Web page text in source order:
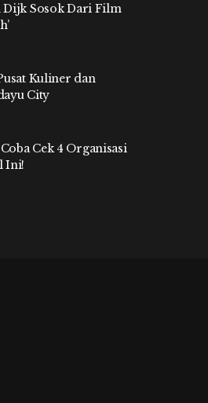
Dijk Sosok Dari Film
Kuliner dan
City
Cek 4 Organisasi
Ini!